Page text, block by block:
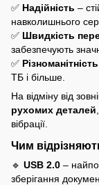
✅ Надійність –
навколишнього
✅ Швидкість
забезпечують
✅
ТБ і більше.
На відміну від
рухомих деталей
вібрації.
Чим
🔹 USB 2.0 –
зберігання